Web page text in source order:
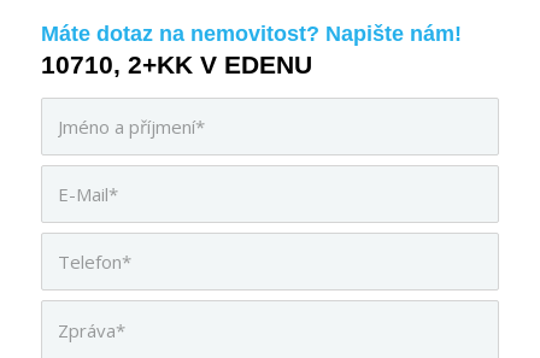
Máte dotaz na nemovitost? Napište nám!
10710, 2+KK V EDENU